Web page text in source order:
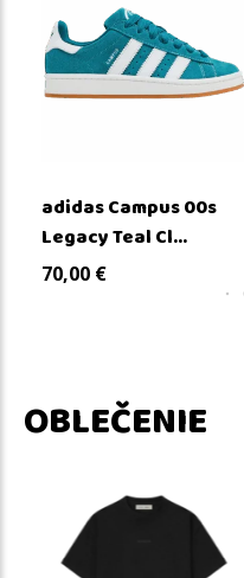
adidas Campus 00s
Legacy Teal Cl...
70,00 €
OBLEČENIE